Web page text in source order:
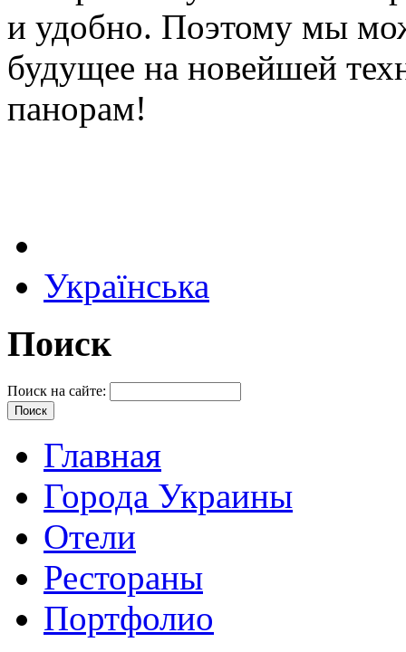
и удобно. Поэтому мы
будущее на новейшей
панорам!
Українська
Поиск
Поиск на сайте:
Главная
Города Украины
Отели
Рестораны
Портфолио